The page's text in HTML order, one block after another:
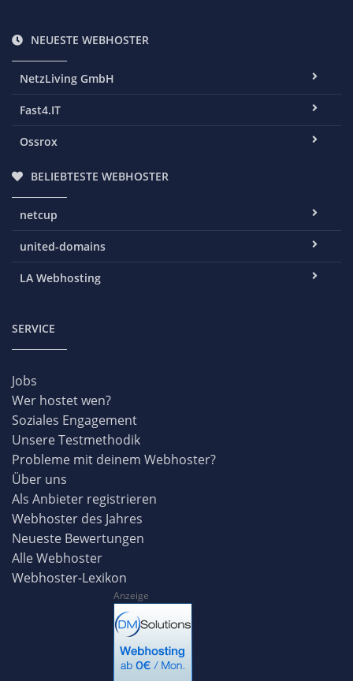
NEUESTE WEBHOSTER
NetzLiving GmbH
Fast4.IT
Ossrox
BELIEBTESTE WEBHOSTER
netcup
united-domains
LA Webhosting
SERVICE
Jobs
Wer hostet wen?
Soziales Engagement
Unsere Testmethodik
Probleme mit deinem Webhoster?
Über uns
Als Anbieter registrieren
Webhoster des Jahres
Neueste Bewertungen
Alle Webhoster
Webhoster-Lexikon
Anzeige